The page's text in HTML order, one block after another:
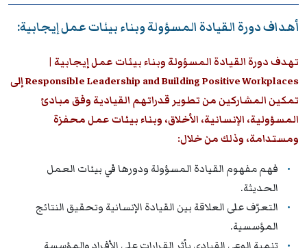
أهداف دورة القيادة المسؤولة وبناء بيئات عمل إيجابية:
تهدف دورة القيادة المسؤولة وبناء بيئات عمل إيجابية |
Responsible Leadership and Building Positive Workplaces إلى
تمكين المشاركين من تطوير قدراتهم القيادية وفق مبادئ
المسؤولية، الإنسانية، الأخلاق، وبناء بيئات عمل محفزة
ومستدامة، وذلك من خلال:
فهم مفهوم القيادة المسؤولة ودورها في بيئات العمل
الحديثة.
التعرّف على العلاقة بين القيادة الإنسانية وتحقيق النتائج
المؤسسية.